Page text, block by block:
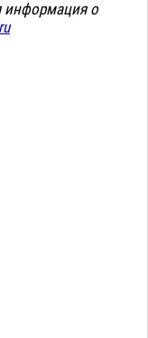
информация о